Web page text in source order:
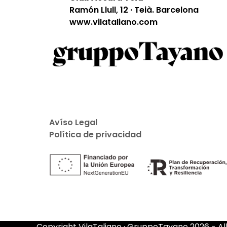
Ramón Llull, 12 · Teià. Barcelona
www.vilataliano.com
Avíso Legal
Política de privacidad